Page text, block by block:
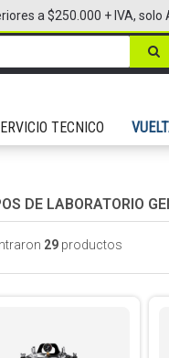
TECNICO
a $250.000 + IVA,
DE LABORATORIO
29 productos